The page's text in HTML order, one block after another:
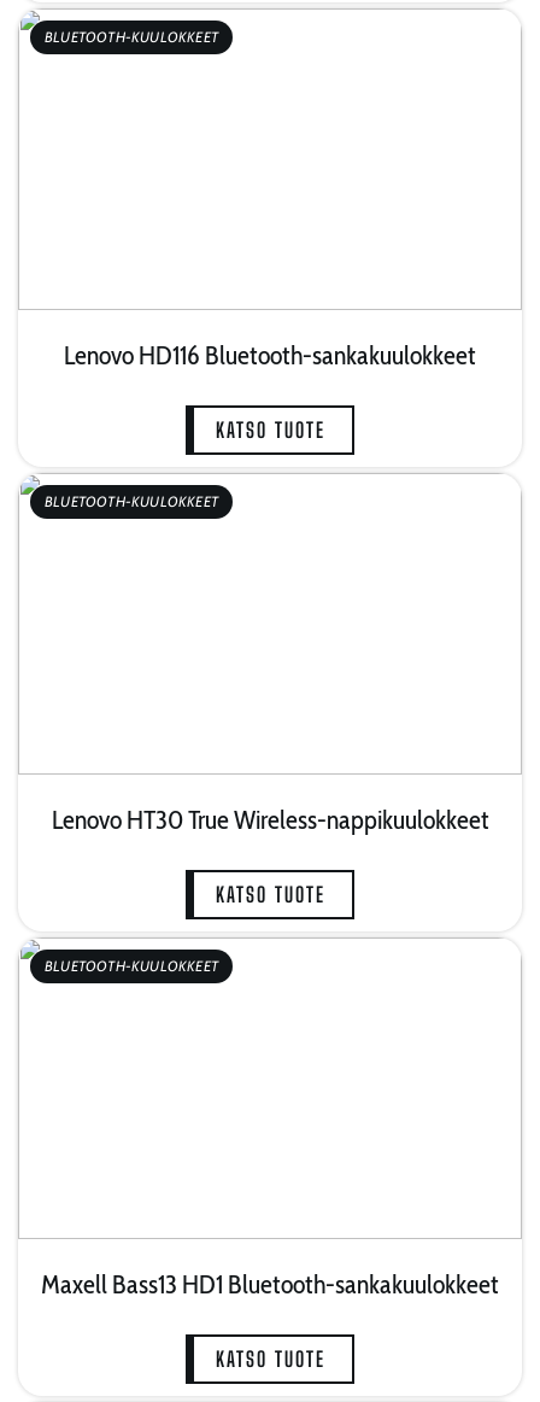
BLUETOOTH-KUULOKKEET
Lenovo HD116 Bluetooth-sankakuulokkeet
KATSO TUOTE
BLUETOOTH-KUULOKKEET
Lenovo HT30 True Wireless-nappikuulokkeet
KATSO TUOTE
BLUETOOTH-KUULOKKEET
Maxell Bass13 HD1 Bluetooth-sankakuulokkeet
KATSO TUOTE